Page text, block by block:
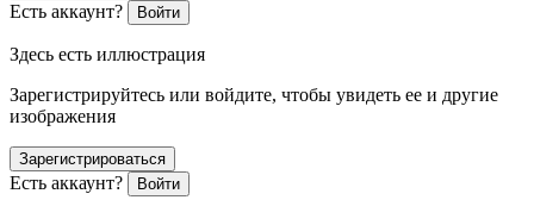
Есть аккаунт? Войти
Здесь есть иллюстрация
Зарегистрируйтесь или войдите, чтобы увидеть ее и другие
изображения
Зарегистрироваться
Есть аккаунт? Войти